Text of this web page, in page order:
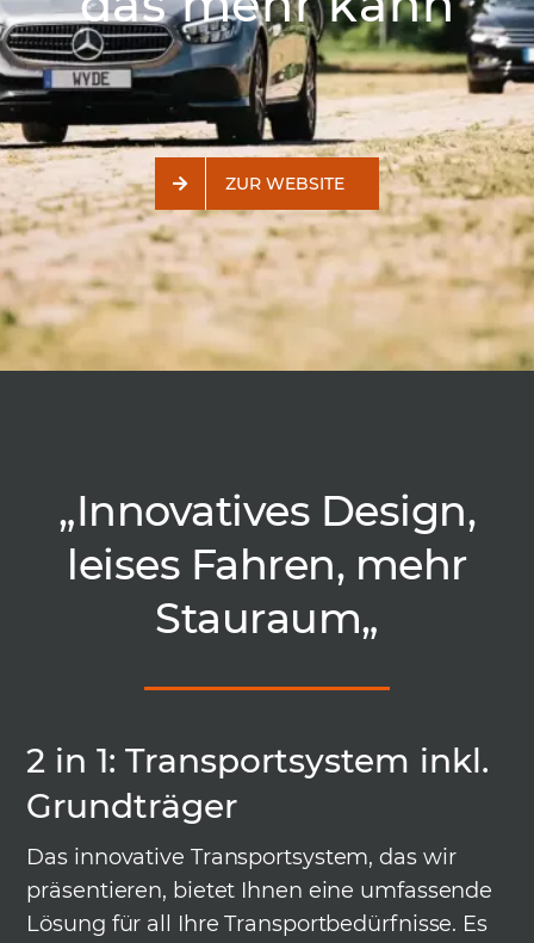
ZUR WEBSITE
„Innovatives Design,
leises Fahren, mehr
Stauraum„
2 in 1: Transportsystem inkl.
Grundträger
Das innovative Transportsystem, das wir
präsentieren, bietet Ihnen eine umfassende
Lösung für all Ihre Transportbedürfnisse. Es